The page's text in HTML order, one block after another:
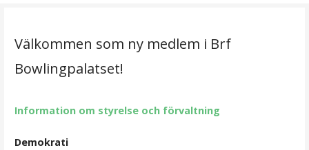
Välkommen som ny medlem i Brf
Bowlingpalatset!
Information om styrelse och förvaltning
Demokrati